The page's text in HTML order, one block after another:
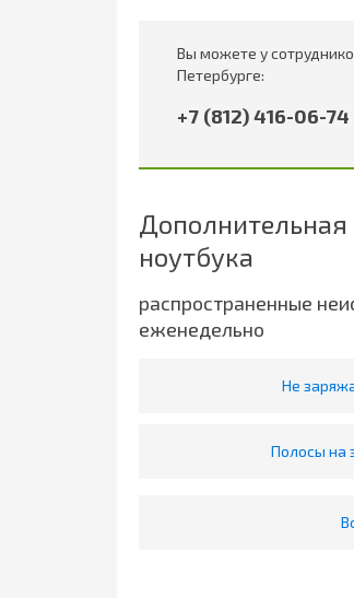
Вы можете у
Петербурге:
+7 (812) 416-06-74
ноутбука
распространенные
еженедельно
Не
Полосы на